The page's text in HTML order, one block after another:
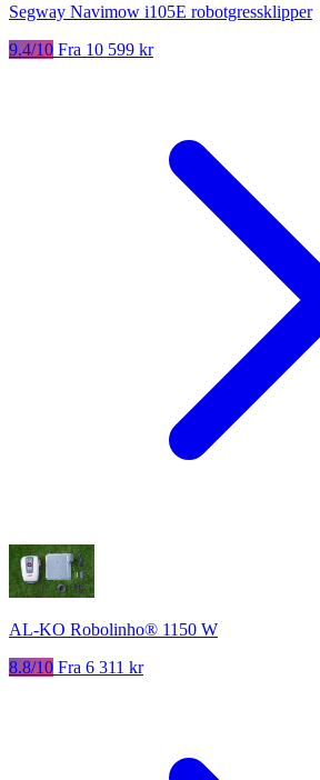
Segway Navimow i105E robotgressklipper
9.4/10 Fra 10 599 kr
AL-KO Robolinho® 1150 W
8.8/10 Fra 6 311 kr